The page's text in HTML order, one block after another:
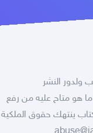
ولدور النشر
هو متاح عليه من رفع
ينتهك حقوق الملكية